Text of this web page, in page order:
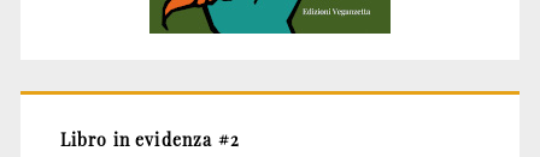
Libro in evidenza #2